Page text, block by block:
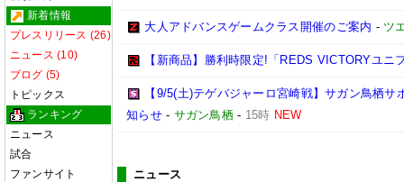
新着情報
プレスリリース (26)
ニュース (10)
ブログ (5)
トピックス
ランキング
ニュース
試合
ファンサイト
大人アドバンスゲームクラス開催のご案内 - ツ
【新商品】勝利時限定!「REDS VICTORYユニ
【9/5(土)テゲバジャーロ宮崎戦】サガン鳥栖
知らせ- サガン鳥栖- 15時 NEW
ニュース